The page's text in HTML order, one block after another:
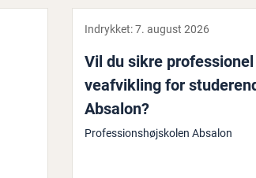
Indrykket:7. august 2026
Vil du sikre
ve­af­vik­ling for
Absalon?
Professionshøjskolen Absalon